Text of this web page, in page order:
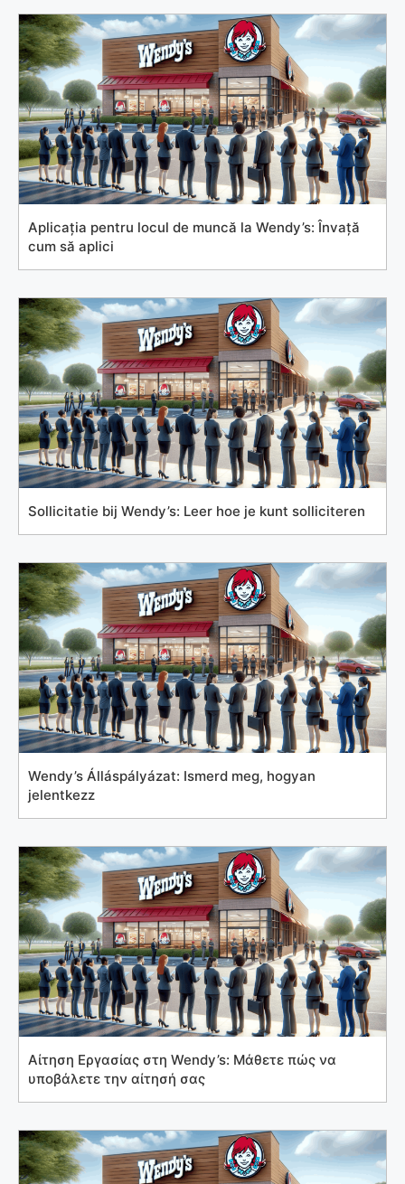
Aplicația pentru locul de muncă la Wendy’s: Învață
cum să aplici
Sollicitatie bij Wendy’s: Leer hoe je kunt solliciteren
Wendy’s Álláspályázat: Ismerd meg, hogyan
jelentkezz
Αίτηση Εργασίας στη Wendy’s: Μάθετε πώς να
υποβάλετε την αίτησή σας